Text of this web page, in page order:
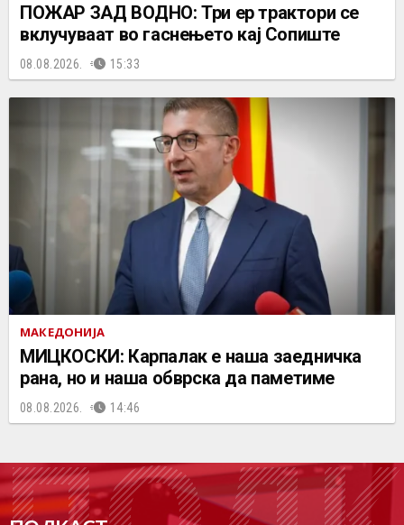
ПОЖАР ЗАД ВОДНО: Три ер трактори се
вклучуваат во гаснењето кај Сопиште
08.08.2026. 15:33
МАКЕДОНИЈА
МИЦКОСКИ: Карпалак е наша заедничка
рана, но и наша обврска да паметиме
08.08.2026. 14:46